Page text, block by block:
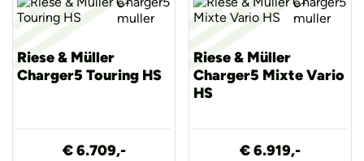
Riese & Müller
Charger5 Touring HS
€ 6.709,-
Riese & Müller
Charger5 Mixte Vario
HS
€ 6.919,-